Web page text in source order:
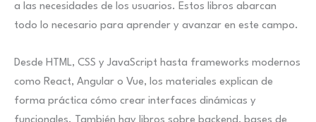
a las necesidades de los usuarios. Estos libros abarcan
todo lo necesario para aprender y avanzar en este campo.
Desde HTML, CSS y JavaScript hasta frameworks modernos
como React, Angular o Vue, los materiales explican de
forma práctica cómo crear interfaces dinámicas y